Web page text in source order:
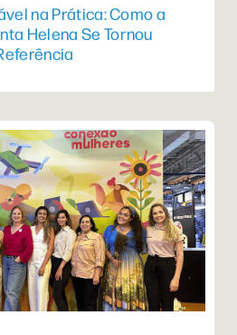
na Prática: Como a
Helena Se Tornou